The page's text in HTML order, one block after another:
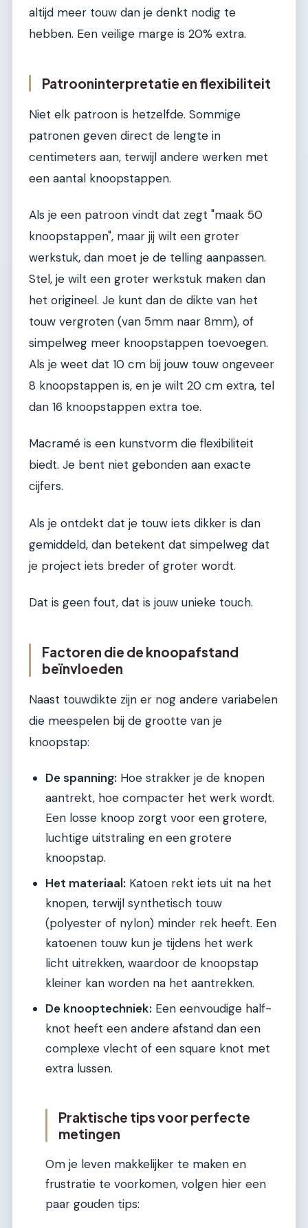
altijd meer touw dan je denkt nodig te
hebben. Een veilige marge is 20% extra.
Patrooninterpretatie en flexibiliteit
Niet elk patroon is hetzelfde. Sommige
patronen geven direct de lengte in
centimeters aan, terwijl andere werken met
een aantal knoopstappen.
Als je een patroon vindt dat zegt "maak 50
knoopstappen", maar jij wilt een groter
werkstuk, dan moet je de telling aanpassen.
Stel, je wilt een groter werkstuk maken dan
het origineel. Je kunt dan de dikte van het
touw vergroten (van 5mm naar 8mm), of
simpelweg meer knoopstappen toevoegen.
Als je weet dat 10 cm bij jouw touw ongeveer
8 knoopstappen is, en je wilt 20 cm extra, tel
dan 16 knoopstappen extra toe.
Macramé is een kunstvorm die flexibiliteit
biedt. Je bent niet gebonden aan exacte
cijfers.
Als je ontdekt dat je touw iets dikker is dan
gemiddeld, dan betekent dat simpelweg dat
je project iets breder of groter wordt.
Dat is geen fout, dat is jouw unieke touch.
Factoren die de knoopafstand
beïnvloeden
Naast touwdikte zijn er nog andere variabelen
die meespelen bij de grootte van je
knoopstap:
De spanning: Hoe strakker je de knopen
aantrekt, hoe compacter het werk wordt.
Een losse knoop zorgt voor een grotere,
luchtige uitstraling en een grotere
knoopstap.
Het materiaal: Katoen rekt iets uit na het
knopen, terwijl synthetisch touw
(polyester of nylon) minder rek heeft. Een
katoenen touw kun je tijdens het werk
licht uitrekken, waardoor de knoopstap
kleiner kan worden na het aantrekken.
De knooptechniek: Een eenvoudige half-
knot heeft een andere afstand dan een
complexe vlecht of een square knot met
extra lussen.
Praktische tips voor perfecte
metingen
Om je leven makkelijker te maken en
frustratie te voorkomen, volgen hier een
paar gouden tips: